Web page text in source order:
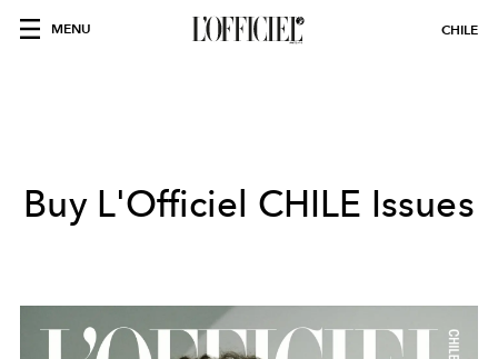
MENU CHILE
Buy L'Officiel CHILE Issues